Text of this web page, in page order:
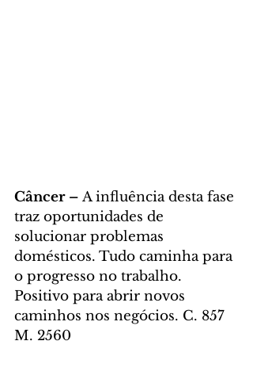
Câncer – A influência desta fase
traz oportunidades de
solucionar problemas
domésticos. Tudo caminha para
o progresso no trabalho.
Positivo para abrir novos
caminhos nos negócios. C. 857
M. 2560